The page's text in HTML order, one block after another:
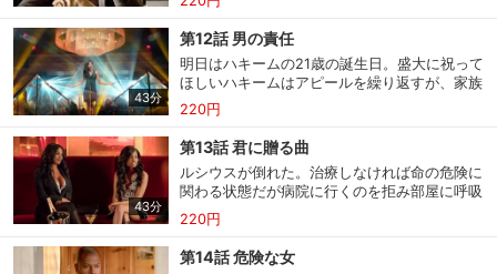
視聴デバイス一覧
スマホなどでRakuten TVを視聴する際のデ
バイス連携の設定ができます。
視聴年齢制限の変更時にパスコード入力が
す。
メルマガ
メルマガの配信停止、配信先のメールアド
レスの変更が可能です。
い出すためにある人物に会いにいく。
43分
第12話 男の責任
明日はハキームの21歳の誕生日。盛大に祝って
ほしいハキームはアピールを繰り返すが、家族
は冷ややかだ。歴史的な１日にしようとバーを
ハシゴしライブ配信を始めるが…。
220円
43分
第13話 君に贈る曲
ルシウスが倒れた。治療しなければ命の危険に
関わる状態だが病院に行くのを拒み部屋に呼吸
器を運ばせる。そして裏切り者がいるとサース
ティに家族を見張るように命じる。
220円
第14話 危険な女